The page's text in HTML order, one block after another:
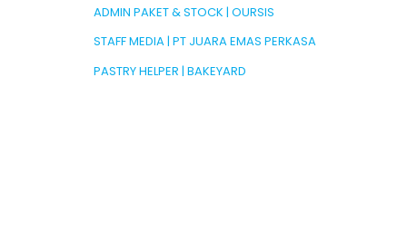
ADMIN PAKET & STOCK | OURSIS
STAFF MEDIA | PT JUARA EMAS PERKASA
PASTRY HELPER | BAKEYARD